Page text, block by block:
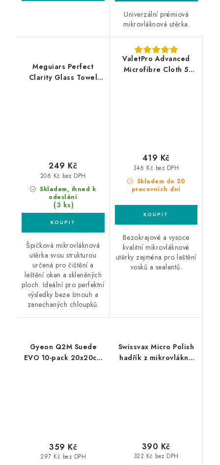
Univerzální prémiová
mikrovláknová utěrka.
Meguiars Perfect
Clarity Glass Towel
Skladem, ihned k
odeslání
(3 ks)
206 Kč bez DPH
249 Kč
Špičková mikrovláknová
utěrka svou strukturou
určená pro čištění a
leštění oken a skleněných
ploch. Ideální pro perfektní
výsledky beze šmouh a
zanechaných chloupků.
ValetPro Advanced
Microfibre Cloth 5
Skladem do 20
pracovních dní
346 Kč bez DPH
419 Kč
Bezokrajové a vysoce
kvalitní mikrovláknové
utěrky zejména pro leštění
vosků a sealantů.
Gyeon Q2M Suede
EVO 10-pack 20x20cm
297 Kč bez DPH
359 Kč
Swissvax Micro Polish
hadřík z mikrovlákna
322 Kč bez DPH
390 Kč